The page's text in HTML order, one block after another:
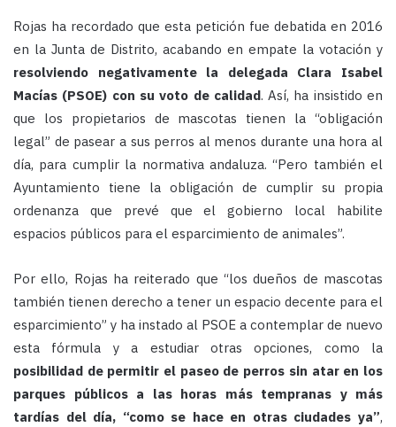
Rojas ha recordado que esta petición fue debatida en 2016
en la Junta de Distrito, acabando en empate la votación y
resolviendo negativamente la delegada Clara Isabel
Macías (PSOE) con su voto de calidad. Así, ha insistido en
que los propietarios de mascotas tienen la “obligación
legal” de pasear a sus perros al menos durante una hora al
día, para cumplir la normativa andaluza. “Pero también el
Ayuntamiento tiene la obligación de cumplir su propia
ordenanza que prevé que el gobierno local habilite
espacios públicos para el esparcimiento de animales”.
Por ello, Rojas ha reiterado que “los dueños de mascotas
también tienen derecho a tener un espacio decente para el
esparcimiento” y ha instado al PSOE a contemplar de nuevo
esta fórmula y a estudiar otras opciones, como la
posibilidad de permitir el paseo de perros sin atar en los
parques públicos a las horas más tempranas y más
tardías del día, “como se hace en otras ciudades ya”,